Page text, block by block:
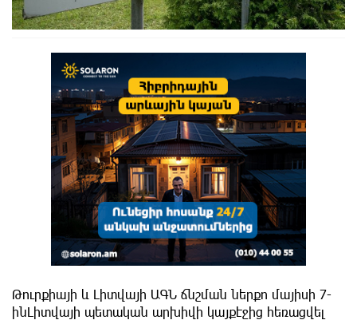
Թուրքիայի և Լիտվայի ԱԳՆ ճնշման ներքո մայիսի 7-
ինԼիտվայի պետական արխիվի կայքէջից հեռացվել